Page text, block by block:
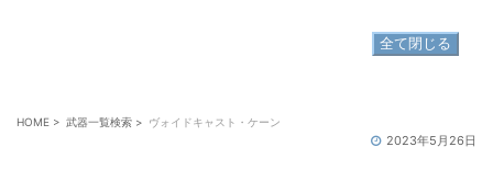
全て閉じる
HOME > 武器一覧検索 > ヴォイドキャスト・ケーン
2023年5月26日